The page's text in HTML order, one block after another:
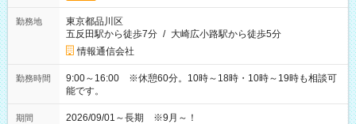
勤務地
東京都品川区
五反田駅から徒歩7分 / 大崎広小路駅から徒歩5分
情報通信会社
勤務時間
9:00～16:00 ※休憩60分。10時～18時・10時～19時も相談可
能です。
期間 2026/09/01～長期 ※9月～！